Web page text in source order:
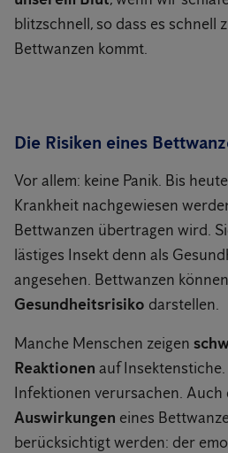
blitzschnell, so dass es schnell
Bettwanzen kommt.
Die Risiken eines
Vor allem: keine Panik. Bis
Krankheit nachgewiesen
Bettwanzen übertragen wird.
lästiges Insekt denn als
angesehen. Bettwanzen
Gesundheitsrisiko darstellen.
Manche Menschen zeigen
Reaktionen auf
Infektionen verursachen. Auch
Auswirkungen eines
berücksichtigt werden: der